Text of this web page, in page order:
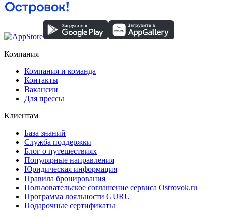
Компания
Компания и команда
Контакты
Вакансии
Для прессы
Клиентам
База знаний
Служба поддержки
Блог о путешествиях
Популярные направления
Юридическая информация
Правила бронирования
Пользовательское соглашение сервиса Ostrovok.ru
Программа лояльности GURU
Подарочные сертификаты